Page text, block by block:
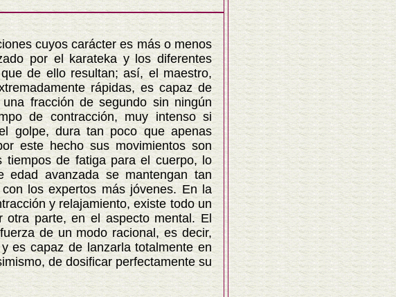
cuyos carácter es más o menos
por el karateka y los diferentes
de ello resultan; así, el maestro,
rápidas, es capaz de
fracción de segundo sin ningún
de contracción, muy intenso si
golpe, dura tan poco que apenas
este hecho sus movimientos son
tiempos de fatiga para el cuerpo, lo
avanzada se mantengan tan
los expertos más jóvenes. En la
y relajamiento, existe todo un
otra parte, en el aspecto mental. El
de un modo racional, es decir,
es capaz de lanzarla totalmente en
de dosificar perfectamente su